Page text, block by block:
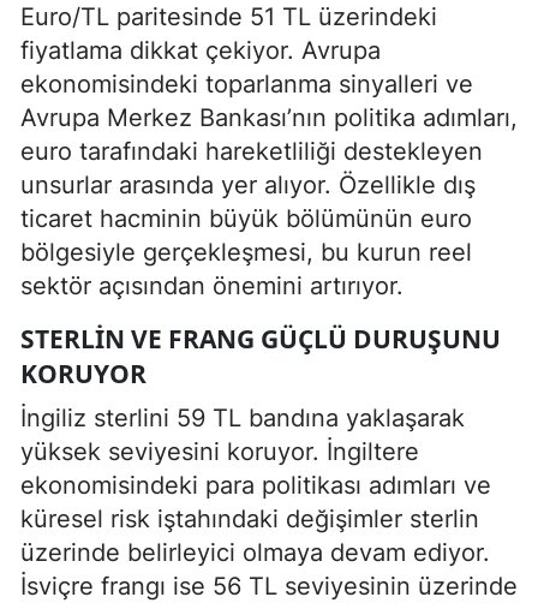
Euro/TL paritesinde 51 TL üzerindeki
fiyatlama dikkat çekiyor. Avrupa
ekonomisindeki toparlanma sinyalleri ve
Avrupa Merkez Bankası’nın politika adımları,
euro tarafındaki hareketliliği destekleyen
unsurlar arasında yer alıyor. Özellikle dış
ticaret hacminin büyük bölümünün euro
bölgesiyle gerçekleşmesi, bu kurun reel
sektör açısından önemini artırıyor.
STERLIN VE FRANG GÜÇLÜ DURUŞUNU
KORUYOR
İngiliz sterlini 59 TL bandına yaklaşarak
yüksek seviyesini koruyor. İngiltere
ekonomisindeki para politikası adımları ve
küresel risk iştahındaki değişimler sterlin
üzerinde belirleyici olmaya devam ediyor.
İsviçre frangı ise 56 TL seviyesinin üzerinde